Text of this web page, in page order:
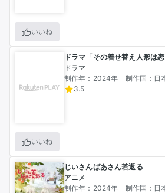
いいね
ドラマ「その着せ替え人形は恋
ドラマ
制作年：2024年
制作国：日
3.5
いいね
じいさんばあさん若返る
アニメ
制作年：2024年
制作国：日